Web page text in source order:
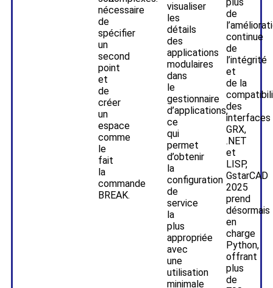
nécessaire
de
spécifier
un
second
point
et
de
créer
un
espace
comme
le
fait
la
commande
BREAK.
visualiser
les
détails
des
applications
modulaires
dans
le
gestionnaire
d’applications,
ce
qui
permet
d’obtenir
la
configuration
de
service
la
plus
appropriée
avec
une
utilisation
minimale
de
continue
de
l’intégrité
et
de la
des
interfaces
GRX,
.NET
et
LISP,
GstarCAD
2025
prend
désormais
en
charge
Python,
offrant
plus
de